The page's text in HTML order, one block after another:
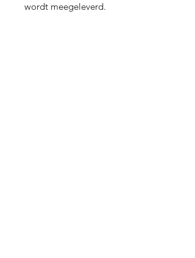
wordt meegeleverd.